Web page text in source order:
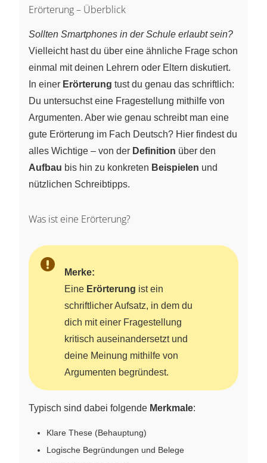
Erörterung – Überblick
Sollten Smartphones in der Schule erlaubt sein?
Vielleicht hast du über eine ähnliche Frage schon
einmal mit deinen Lehrern oder Eltern diskutiert.
In einer Erörterung tust du genau das schriftlich:
Du untersuchst eine Fragestellung mithilfe von
Argumenten. Aber wie genau schreibt man eine
gute Erörterung im Fach Deutsch? Hier findest du
alles Wichtige – von der Definition über den
Aufbau bis hin zu konkreten Beispielen und
nützlichen Schreibtipps.
Was ist eine Erörterung?
Merke:
Eine Erörterung ist ein
schriftlicher Aufsatz, in dem du
dich mit einer Fragestellung
kritisch auseinandersetzt und
deine Meinung mithilfe von
Argumenten begründest.
Typisch sind dabei folgende Merkmale:
Klare These (Behauptung)
Logische Begründungen und Belege